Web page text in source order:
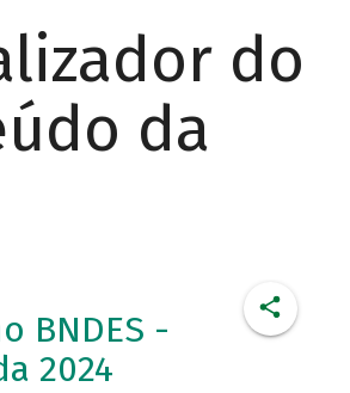
do
da
BNDES -
2024